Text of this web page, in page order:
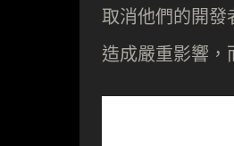
取消他們的開發
造成嚴重影響